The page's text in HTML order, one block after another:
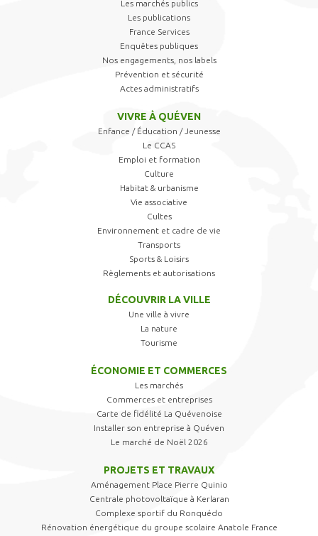
Les marchés publics
Les publications
France Services
Enquêtes publiques
Nos engagements, nos labels
Prévention et sécurité
Actes administratifs
VIVRE À QUÉVEN
Enfance / Éducation / Jeunesse
Le CCAS
Emploi et formation
Culture
Habitat & urbanisme
Vie associative
Cultes
Environnement et cadre de vie
Transports
Sports & Loisirs
Règlements et autorisations
DÉCOUVRIR LA VILLE
Une ville à vivre
La nature
Tourisme
ÉCONOMIE ET COMMERCES
Les marchés
Commerces et entreprises
Carte de fidélité La Quévenoise
Installer son entreprise à Quéven
Le marché de Noël 2026
PROJETS ET TRAVAUX
Aménagement Place Pierre Quinio
Centrale photovoltaïque à Kerlaran
Complexe sportif du Ronquédo
Rénovation énergétique du groupe scolaire Anatole France